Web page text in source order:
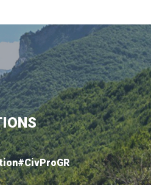
#CivProGR